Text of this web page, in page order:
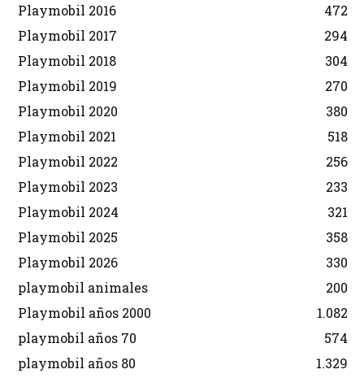
Playmobil 2016
472
Playmobil 2017
294
Playmobil 2018
304
Playmobil 2019
270
Playmobil 2020
380
Playmobil 2021
518
Playmobil 2022
256
Playmobil 2023
233
Playmobil 2024
321
Playmobil 2025
358
Playmobil 2026
330
playmobil animales
200
Playmobil años 2000
1.082
playmobil años 70
574
playmobil años 80
1.329